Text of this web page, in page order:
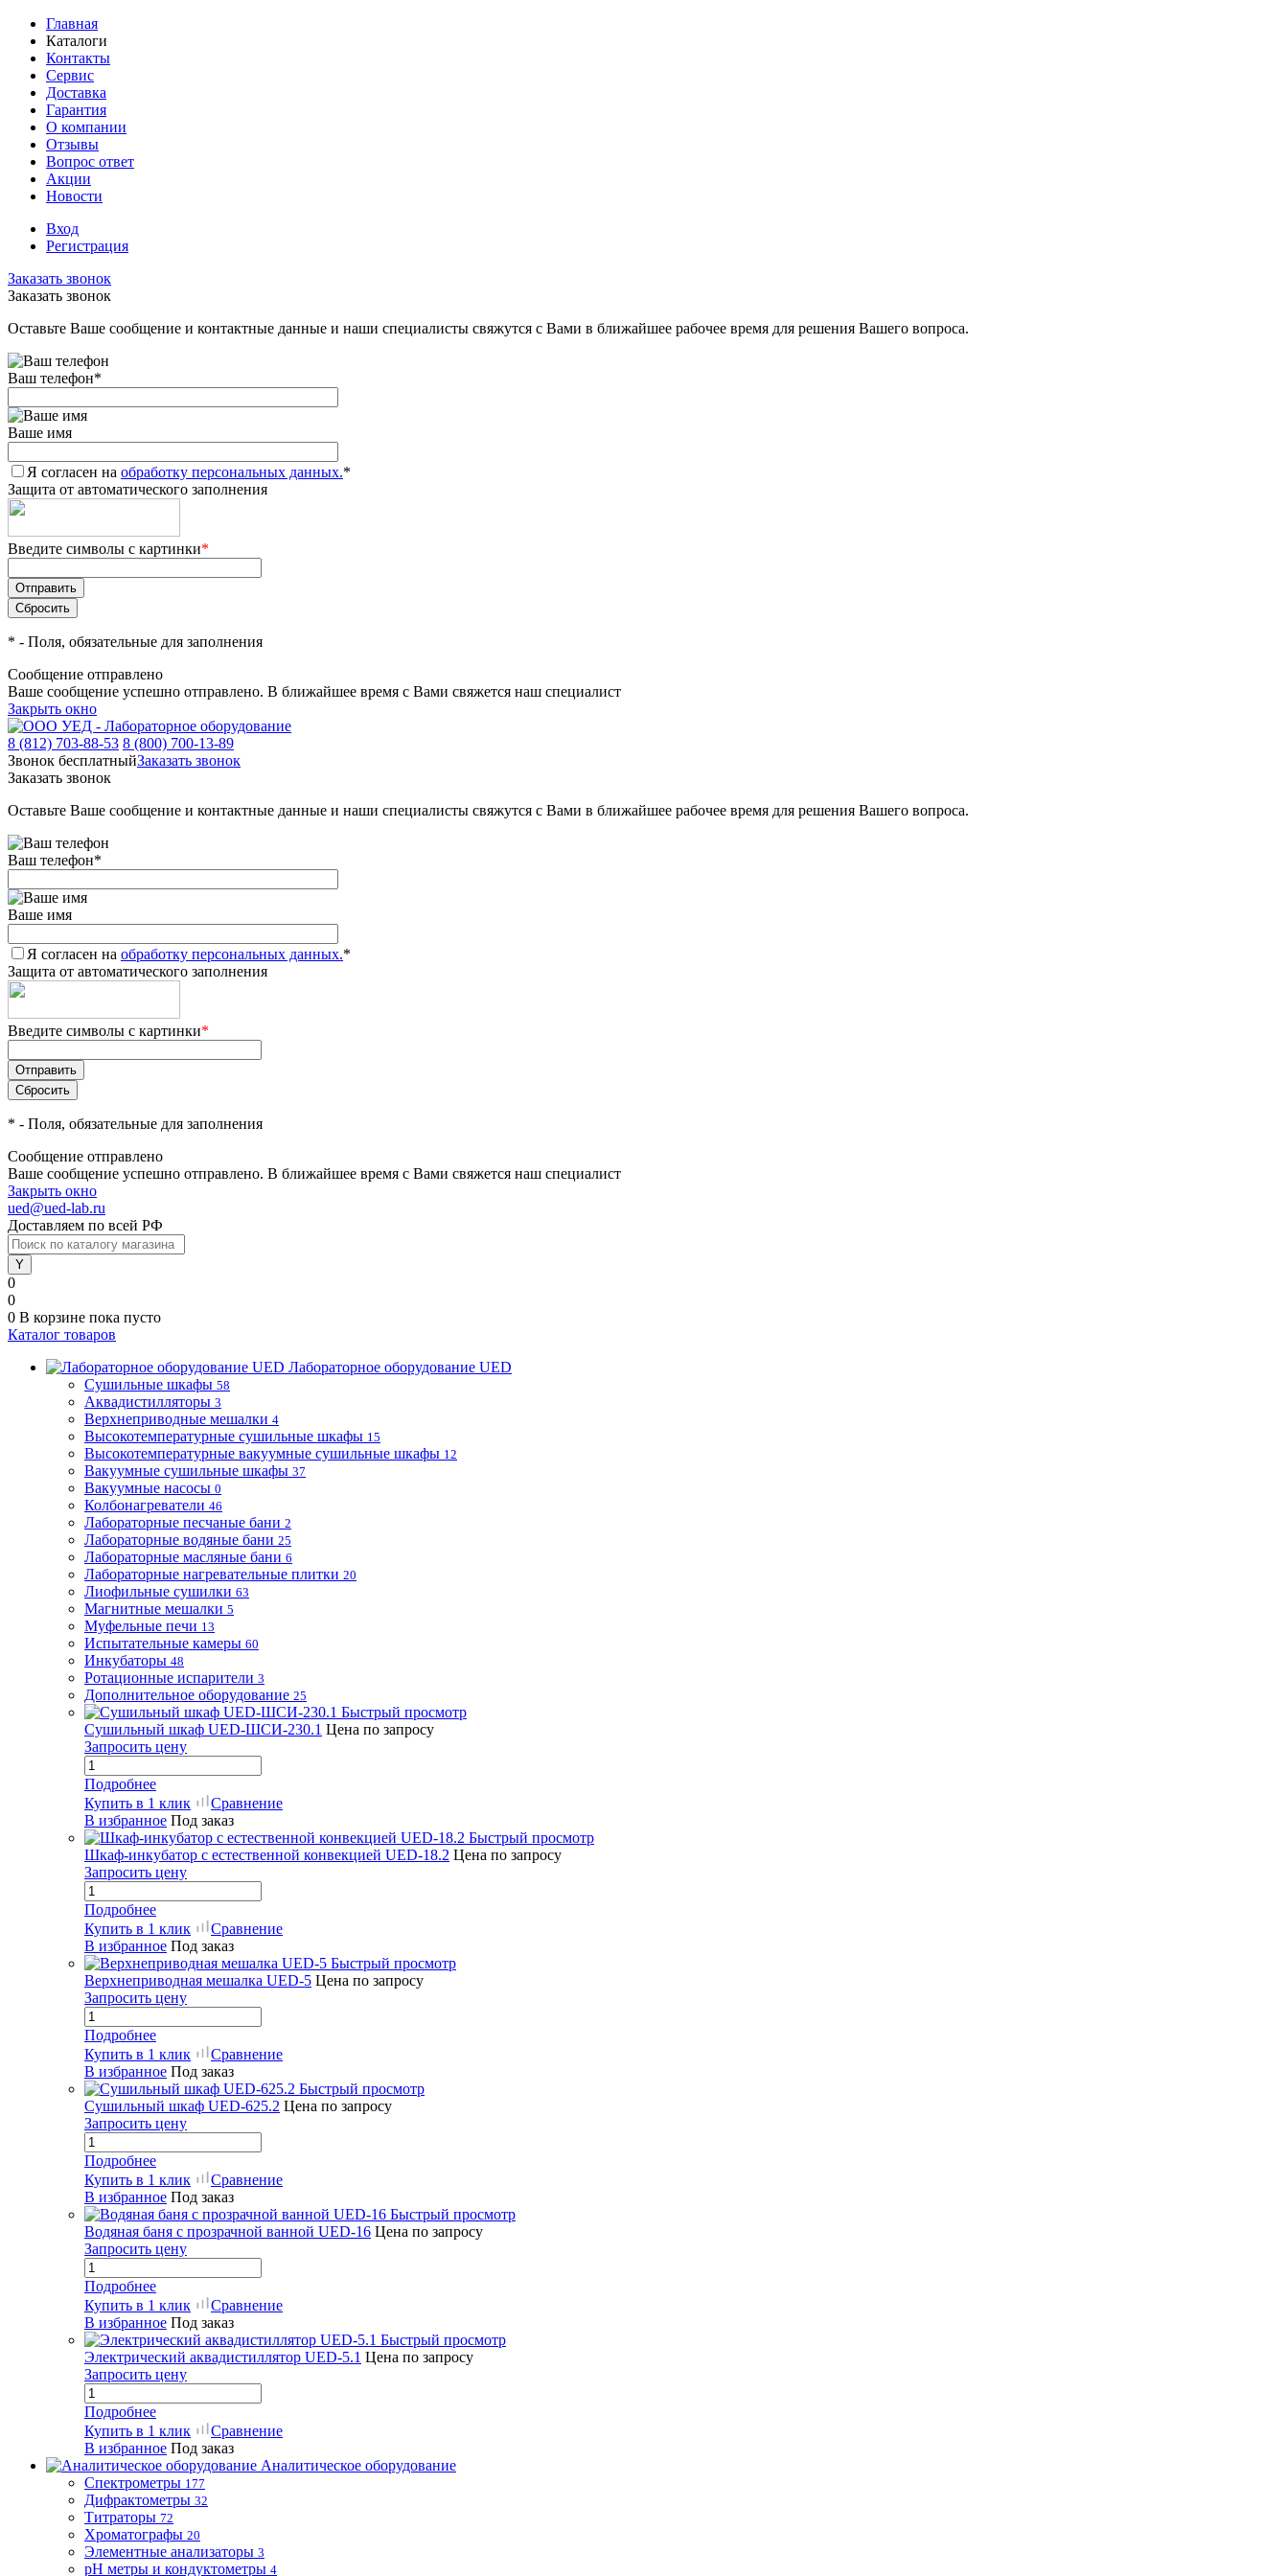
Главная
Каталоги
Контакты
Сервис
Доставка
Гарантия
О компании
Отзывы
Вопрос ответ
Акции
Новости
Вход
Регистрация
Заказать звонок
Заказать звонок
Оставьте Ваше сообщение и контактные данные и наши специалисты свяжутся с Вами в ближайшее рабочее время для решения Вашего вопроса.
Ваш телефон*
Ваше имя
Я согласен на обработку персональных данных.*
Защита от автоматического заполнения
Введите символы с картинки*
* - Поля, обязательные для заполнения
Сообщение отправлено
Ваше сообщение успешно отправлено. В ближайшее время с Вами свяжется наш специалист
Закрыть окно
8 (812) 703-88-53 8 (800) 700-13-89
Звонок бесплатныйЗаказать звонок
Заказать звонок
Оставьте Ваше сообщение и контактные данные и наши специалисты свяжутся с Вами в ближайшее рабочее время для решения Вашего вопроса.
Ваш телефон*
Ваше имя
Я согласен на обработку персональных данных.*
Защита от автоматического заполнения
Введите символы с картинки*
* - Поля, обязательные для заполнения
Сообщение отправлено
Ваше сообщение успешно отправлено. В ближайшее время с Вами свяжется наш специалист
Закрыть окно
ued@ued-lab.ru
Доставляем по всей РФ
0
0
0 В корзине пока пусто
Каталог товаров
Лабораторное оборудование UED
Сушильные шкафы 58
Аквадистилляторы 3
Верхнеприводные мешалки 4
Высокотемпературные сушильные шкафы 15
Высокотемпературные вакуумные сушильные шкафы 12
Вакуумные сушильные шкафы 37
Вакуумные насосы 0
Колбонагреватели 46
Лабораторные песчаные бани 2
Лабораторные водяные бани 25
Лабораторные масляные бани 6
Лабораторные нагревательные плитки 20
Лиофильные сушилки 63
Магнитные мешалки 5
Муфельные печи 13
Испытательные камеры 60
Инкубаторы 48
Ротационные испарители 3
Дополнительное оборудование 25
Быстрый просмотр
Сушильный шкаф UED-ШСИ-230.1 Цена по запросу
Запросить цену
Подробнее
Купить в 1 клик
Сравнение
В избранное Под заказ
Быстрый просмотр
Шкаф-инкубатор с естественной конвекцией UED-18.2 Цена по запросу
Запросить цену
Подробнее
Купить в 1 клик
Сравнение
В избранное Под заказ
Быстрый просмотр
Верхнеприводная мешалка UED-5 Цена по запросу
Запросить цену
Подробнее
Купить в 1 клик
Сравнение
В избранное Под заказ
Быстрый просмотр
Сушильный шкаф UED-625.2 Цена по запросу
Запросить цену
Подробнее
Купить в 1 клик
Сравнение
В избранное Под заказ
Быстрый просмотр
Водяная баня с прозрачной ванной UED-16 Цена по запросу
Запросить цену
Подробнее
Купить в 1 клик
Сравнение
В избранное Под заказ
Быстрый просмотр
Электрический аквадистиллятор UED-5.1 Цена по запросу
Запросить цену
Подробнее
Купить в 1 клик
Сравнение
В избранное Под заказ
Аналитическое оборудование
Спектрометры 177
Дифрактометры 32
Титраторы 72
Хроматографы 20
Элементные анализаторы 3
pH метры и кондуктометры 4